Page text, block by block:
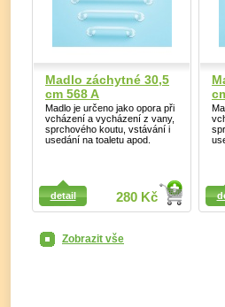
Madlo záchytné 30,5
cm 568 A
Madlo je určeno jako opora při
vcházení a vycházení z vany,
sprchového koutu, vstávání i
usedání na toaletu apod.
280 Kč
detail
Detail
Zobrazit vše